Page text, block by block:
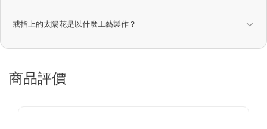
戒指上的太陽花是以什麼工藝製作？
商品評價